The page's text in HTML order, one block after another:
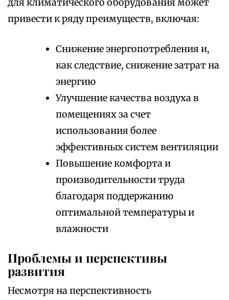
для климатического оборудования может
привести к ряду преимуществ, включая:
Снижение энергопотребления и,
как следствие, снижение затрат на
энергию
Улучшение качества воздуха в
помещениях за счет
использования более
эффективных систем вентиляции
Повышение комфорта и
производительности труда
благодаря поддержанию
оптимальной температуры и
влажности
Проблемы и перспективы
развития
Несмотря на перспективность